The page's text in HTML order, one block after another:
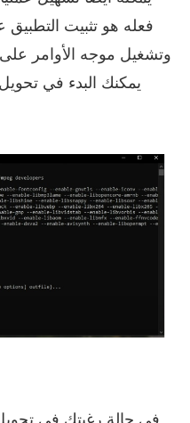
فعله هو تثبيت
وتشغيل موجه الأوامر
يمكنك البدء في